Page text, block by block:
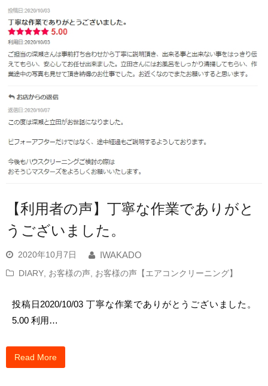
【利用者の声】丁寧な作業でありがと
うございました。
2020年10月7日
IWAKADO
DIARY お客様の声 お客様の声【エアコンクリーニング】
投稿日2020/10/03 丁寧な作業でありがとうございました。
5.00 利用…
Read More